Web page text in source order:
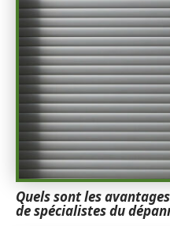
Quels sont les
de spécialistes du